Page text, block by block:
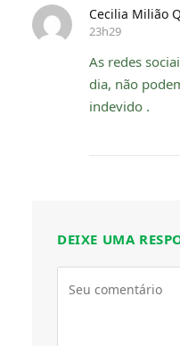
Cecilia Milião
23h29
As redes
dia, não
indevido .
DEIXE UMA